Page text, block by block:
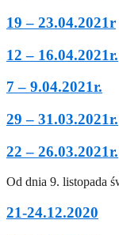
19 – 23.04.2021r
12 – 16.04.2021r.
7 – 9.04.2021r.
29 – 31.03.2021r.
22 – 26.03.2021r.
Od dnia 9. listopada
21-24.12.2020